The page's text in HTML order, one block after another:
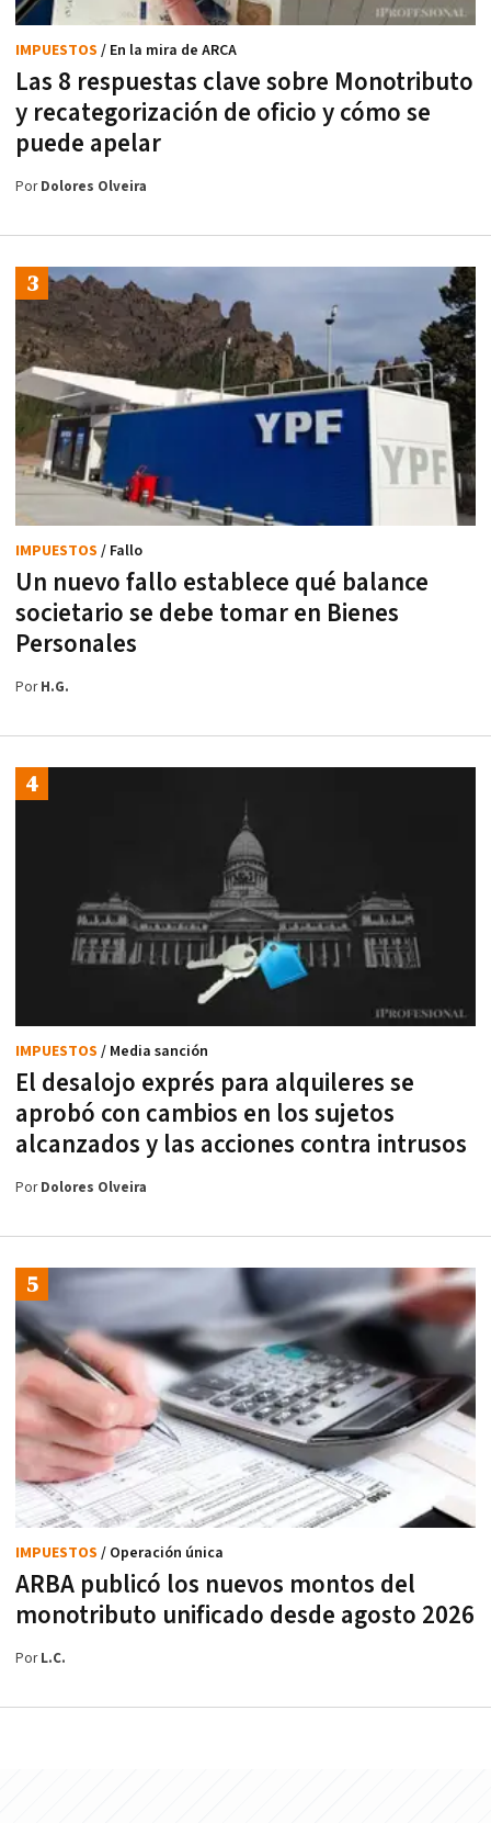
Las 8 respuestas clave sobre Monotributo
y recategorización de oficio y cómo se
puede apelar
IMPUESTOS / En la mira de ARCA
PorDolores Olveira
Un nuevo fallo establece qué balance
societario se debe tomar en Bienes
Personales
IMPUESTOS / Fallo
PorH.G.
El desalojo exprés para alquileres se
aprobó con cambios en los sujetos
alcanzados y las acciones contra intrusos
IMPUESTOS / Media sanción
PorDolores Olveira
ARBA publicó los nuevos montos del
monotributo unificado desde agosto 2026
IMPUESTOS / Operación única
PorL.C.